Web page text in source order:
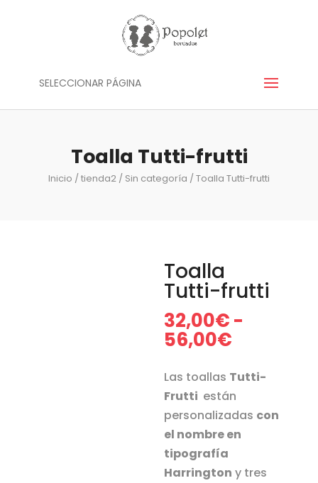
SELECCIONAR PÁGINA
Toalla Tutti-frutti
Inicio /tienda2 / Sin categoría / Toalla Tutti-frutti
Toalla
Tutti-frutti
32,00€-
56,00€
precios:
desde
32,00€
hasta
Las toallas Tutti-
Frutti están
personalizadas con
el nombre en
tipografía
Harrington y tres